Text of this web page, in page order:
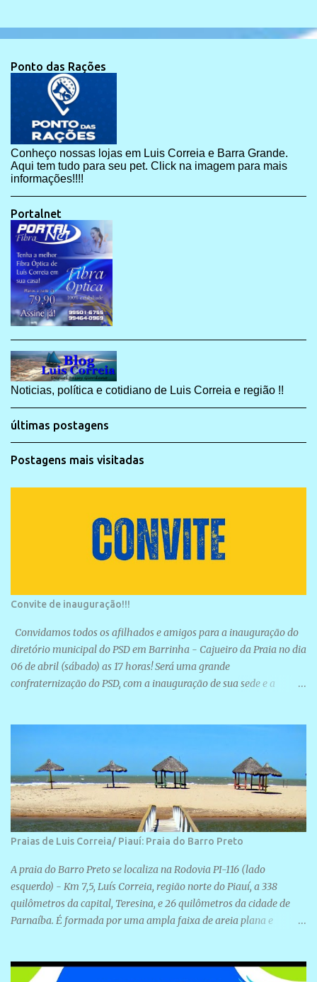
Ponto das Rações
Conheço nossas lojas em Luis Correia e Barra Grande.
Aqui tem tudo para seu pet. Click na imagem para mais
informações!!!!
Portalnet
Noticias, política e cotidiano de Luis Correia e região !!
últimas postagens
Postagens mais visitadas
Convite de inauguração!!!
Convidamos todos os afilhados e amigos para a inauguração do
diretório municipal do PSD em Barrinha - Cajueiro da Praia no dia
06 de abril (sábado) as 17 horas! Será uma grande
confraternização do PSD, com a inauguração de sua sede e a
Praias de Luis Correia/ Piauí: Praia do Barro Preto
A praia do Barro Preto se localiza na Rodovia PI-116 (lado
esquerdo) - Km 7,5, Luís Correia, região norte do Piauí, a 338
quilômetros da capital, Teresina, e 26 quilômetros da cidade de
Parnaíba. É formada por uma ampla faixa de areia plana e
devido ao extensivo molhe de pedras que não chegam a 2 metros